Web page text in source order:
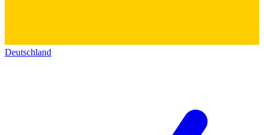
Deutschland